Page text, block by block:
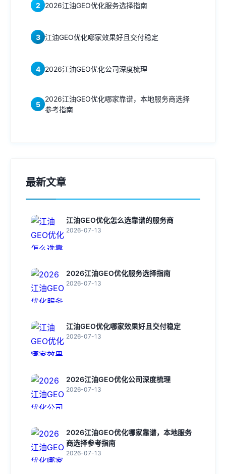
2 2026江油GEO优化服务选择指南
3 江油GEO优化哪家效果好且交付稳定
4 2026江油GEO优化公司深度梳理
5
2026江油GEO优化哪家靠谱，本地服务商选择
参考指南
最新文章
江油GEO优化怎么选靠谱的服务商
2026-07-13
2026江油GEO优化服务选择指南
2026-07-13
江油GEO优化哪家效果好且交付稳定
2026-07-13
2026江油GEO优化公司深度梳理
2026-07-13
2026江油GEO优化哪家靠谱，本地服务
商选择参考指南
2026-07-13